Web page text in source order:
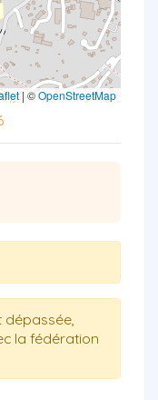
| ©OpenStreetMap
dépassée,
la fédération